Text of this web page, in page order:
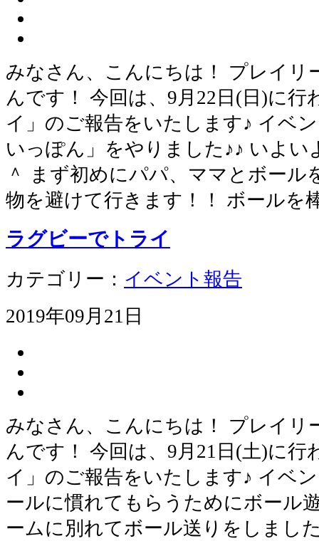
みなさん、こんにちは！ プレイリ
んです！ 今回は、9月22日(日)に
イ」のご報告をいたします♪ イベ
いっぽん」をやりました♪♪ いよ
＾ まず初めにパパ、ママとボール
物を避けて行きます！！ ボールを
ラグビーでトライ
カテゴリー： イベント報告
2019年09月21日
みなさん、こんにちは！ プレイリ
んです！ 今回は、9月21日(土)に
イ」のご報告をいたします♪ イベ
ールに慣れてもらうためにボール
ームに別れてボール送りをしまし